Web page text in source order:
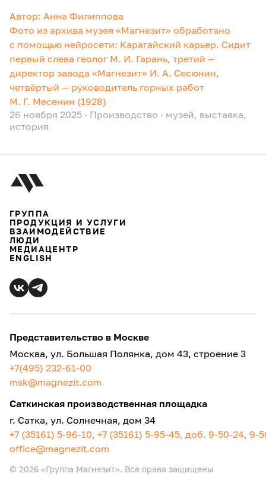
Автор: Анна Филиппова
Фото из архива музея «Магнезит» обработано
с помощью нейросети: Карагайский карьер. Сидит
первый слева геолог М. И. Гарань, третий —
директор завода «Магнезит» И. А. Сесюнин,
четвёртый — руководитель горных работ
М. Г. Месенин (1928)
26 ноября 2025 · Производство · музей, выставка,
история
ГРУППА
ПРОДУКЦИЯ И УСЛУГИ
ВЗАИМОДЕЙСТВИЕ
ЛЮДИ
МЕДИАЦЕНТР
ENGLISH
Представительство в Москве
Москва, ул. Большая Полянка, дом 43, строение 3
+7(495) 232-61-00
msk@magnezit.com
Саткинская производственная площадка
г. Сатка, ул. Солнечная, дом 34
+7 (35161) 5-96-10, +7 (35161) 5-95-45, доб. 9-50-24, 9-
office@magnezit.com
© 2026 «Группа Магнезит». Все права защищены